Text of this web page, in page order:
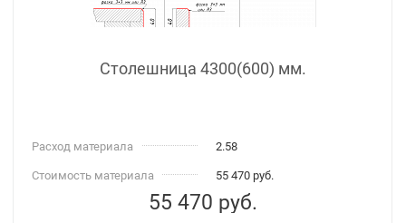
Столешница 4300(600) мм.
Расход материала 2.58
Стоимость материала 55 470 руб.
55 470 руб.